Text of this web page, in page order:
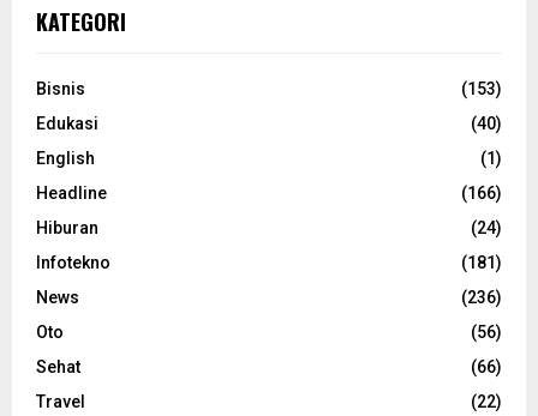
KATEGORI
Bisnis
(153)
Edukasi
(40)
English
(1)
Headline
(166)
Hiburan
(24)
Infotekno
(181)
News
(236)
Oto
(56)
Sehat
(66)
Travel
(22)